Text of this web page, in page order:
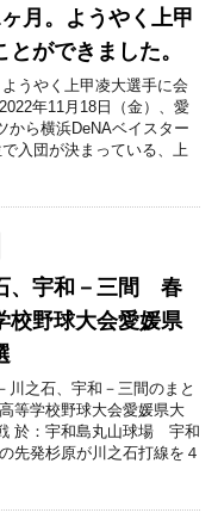
月。ようやく上甲
ができました。
うやく上甲凌大選手に会
年11月18日（金）、愛
から横浜DeNAベイスター
入団が決まっている、上
、宇和－三間 春
校野球大会愛媛県
川之石、宇和－三間のまと
等学校野球大会愛媛県大
於：宇和島丸山球場 宇和
先発杉原が川之石打線を４